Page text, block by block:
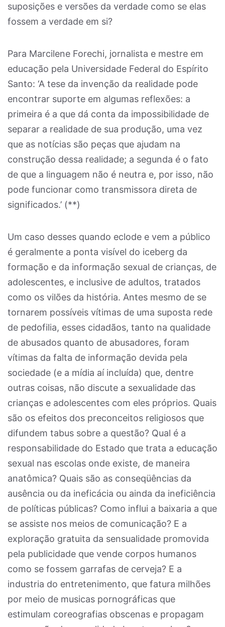
suposições e versões da verdade como se elas
fossem a verdade em si?
Para Marcilene Forechi, jornalista e mestre em
educação pela Universidade Federal do Espírito
Santo: ‘A tese da invenção da realidade pode
encontrar suporte em algumas reflexões: a
primeira é a que dá conta da impossibilidade de
separar a realidade de sua produção, uma vez
que as notícias são peças que ajudam na
construção dessa realidade; a segunda é o fato
de que a linguagem não é neutra e, por isso, não
pode funcionar como transmissora direta de
significados.’ (**)
Um caso desses quando eclode e vem a público
é geralmente a ponta visível do iceberg da
formação e da informação sexual de crianças, de
adolescentes, e inclusive de adultos, tratados
como os vilões da história. Antes mesmo de se
tornarem possíveis vítimas de uma suposta rede
de pedofilia, esses cidadãos, tanto na qualidade
de abusados quanto de abusadores, foram
vítimas da falta de informação devida pela
sociedade (e a mídia aí incluída) que, dentre
outras coisas, não discute a sexualidade das
crianças e adolescentes com eles próprios. Quais
são os efeitos dos preconceitos religiosos que
difundem tabus sobre a questão? Qual é a
responsabilidade do Estado que trata a educação
sexual nas escolas onde existe, de maneira
anatômica? Quais são as conseqüências da
ausência ou da ineficácia ou ainda da ineficiência
de políticas públicas? Como influi a baixaria a que
se assiste nos meios de comunicação? E a
exploração gratuita da sensualidade promovida
pela publicidade que vende corpos humanos
como se fossem garrafas de cerveja? E a
industria do entretenimento, que fatura milhões
por meio de musicas pornográficas que
estimulam coreografias obscenas e propagam